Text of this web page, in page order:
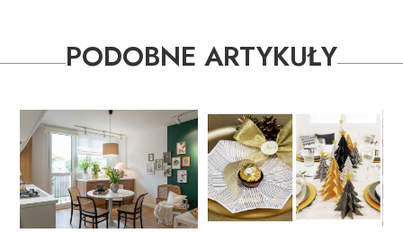
PODOBNE ARTYKUŁY